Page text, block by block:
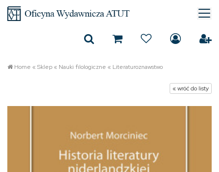
Home «Sklep« Nauki filologiczne « Literaturoznawstwo
« wróć do listy